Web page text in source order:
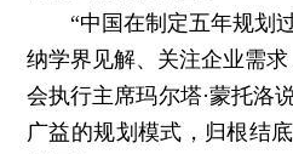
“中国在制定五年规划
纳学界见解、关注企业需
会执行主席玛尔塔·蒙托洛
广益的规划模式，归根结